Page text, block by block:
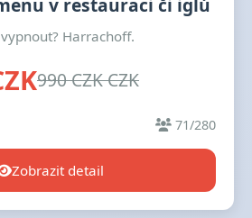
v restauraci či iglú
Harrachoff.
990 CZK CZK
71/280
Zobrazit detail